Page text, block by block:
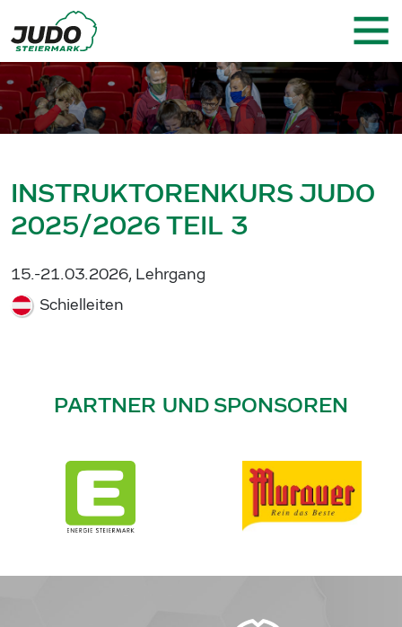
INSTRUKTORENKURS JUDO
2025/2026 TEIL 3
15.-21.03.2026, Lehrgang
Schielleiten
PARTNER UND SPONSOREN